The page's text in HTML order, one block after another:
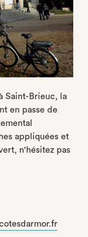
Saint-Brieuc, la
en passe de
appliquées et
n'hésitez pas